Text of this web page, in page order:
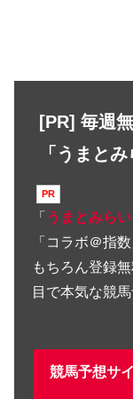
[PR] 毎週
「うまとみ
「 うまとみらい
「コラボ＠指
もちろん登録
目で本気な競
競馬予想サ